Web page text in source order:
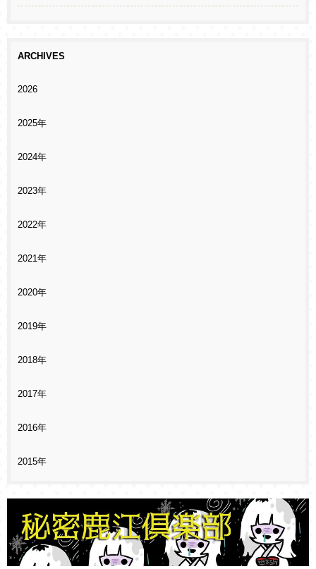
ARCHIVES
2026
2025年
2024年
2023年
2022年
2021年
2020年
2019年
2018年
2017年
2016年
2015年